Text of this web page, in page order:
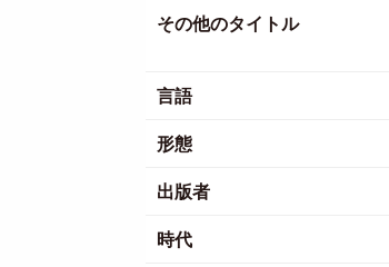
その他のタイトル
言語
形態
出版者
時代